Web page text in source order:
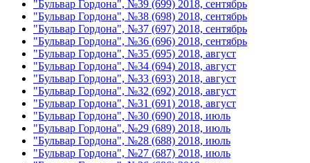
"Бульвар Гордона", №39 (699) 2018, сентябрь
"Бульвар Гордона", №38 (698) 2018, сентябрь
"Бульвар Гордона", №37 (697) 2018, сентябрь
"Бульвар Гордона", №36 (696) 2018, сентябрь
"Бульвар Гордона", №35 (695) 2018, август
"Бульвар Гордона", №34 (694) 2018, август
"Бульвар Гордона", №33 (693) 2018, август
"Бульвар Гордона", №32 (692) 2018, август
"Бульвар Гордона", №31 (691) 2018, август
"Бульвар Гордона", №30 (690) 2018, июль
"Бульвар Гордона", №29 (689) 2018, июль
"Бульвар Гордона", №28 (688) 2018, июль
"Бульвар Гордона", №27 (687) 2018, июль